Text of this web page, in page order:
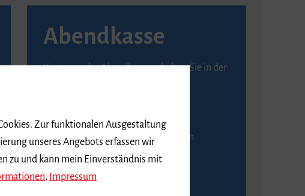
Abendkasse
Karten an der Abendkasse erhalten Sie in der
An der Abendkasse ist ausschließlich
Barzahlung möglich.
Zur funktionalen Ausgestaltung
unseres Angebots erfassen wir
zu und kann mein Einverständnis mit
Impressum